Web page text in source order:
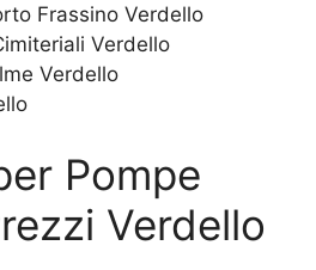
Frassino Verdello
Verdello
Verdello
Pompe
Verdello